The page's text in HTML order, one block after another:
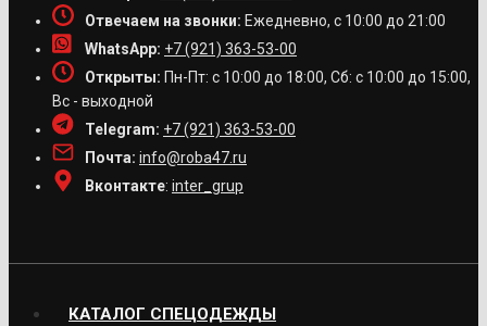
Отвечаем на звонки: Ежедневно, с 10:00 до 21:00
WhatsApp: +7 (921) 363-53-00
Открыты: Пн-Пт: с 10:00 до 18:00, Сб: с 10:00 до 15:00,
Вс - выходной
Telegram: +7 (921) 363-53-00
Почта: info@roba47.ru
Вконтакте: inter_grup
КАТАЛОГ СПЕЦОДЕЖДЫ